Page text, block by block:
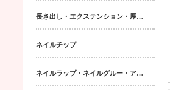
長さ出し・エクステンション・厚み出しアイテム
ネイルチップ
ネイルラップ・ネイルグルー・アクティベーター・フィラー